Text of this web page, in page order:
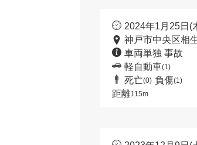
2024年1月25日(
神戸市中央区相
車両単独 事故
軽自動車(1)
死亡(0) 負傷(1)
距離115m